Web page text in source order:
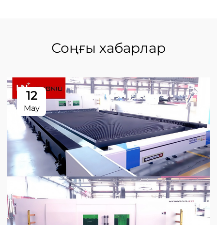
Соңғы хабарлар
12
May